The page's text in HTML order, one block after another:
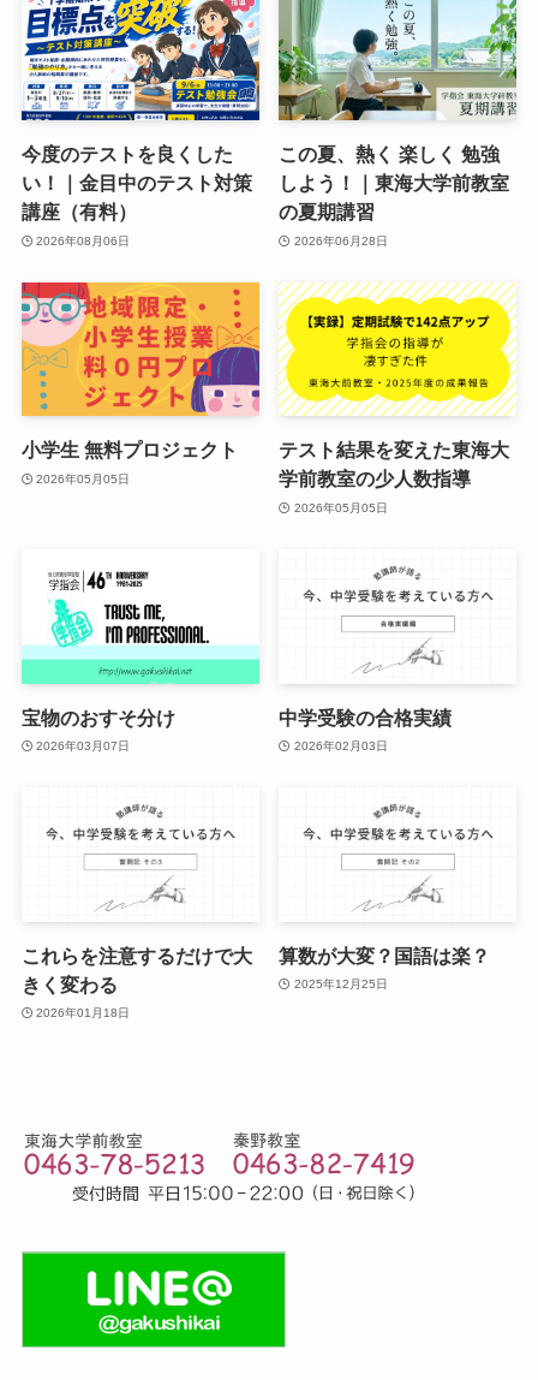
今度のテストを良くした
い！｜金目中のテスト対策
講座（有料）
2026年08月06日
この夏、熱く 楽しく 勉強
しよう！｜東海大学前教室
の夏期講習
2026年06月28日
小学生 無料プロジェクト
2026年05月05日
テスト結果を変えた東海大
学前教室の少人数指導
2026年05月05日
宝物のおすそ分け
2026年03月07日
中学受験の合格実績
2026年02月03日
これらを注意するだけで大
きく変わる
2026年01月18日
算数が大変？国語は楽？
2025年12月25日